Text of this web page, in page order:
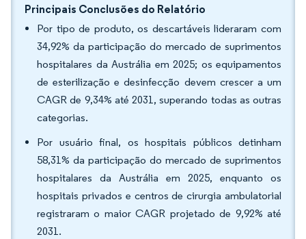
Principais Conclusões do Relatório
Por tipo de produto, os descartáveis lideraram com
34,92% da participação do mercado de suprimentos
hospitalares da Austrália em 2025; os equipamentos
de esterilização e desinfecção devem crescer a um
CAGR de 9,34% até 2031, superando todas as outras
categorias.
Por usuário final, os hospitais públicos detinham
58,31% da participação do mercado de suprimentos
hospitalares da Austrália em 2025, enquanto os
hospitais privados e centros de cirurgia ambulatorial
registraram o maior CAGR projetado de 9,92% até
2031.